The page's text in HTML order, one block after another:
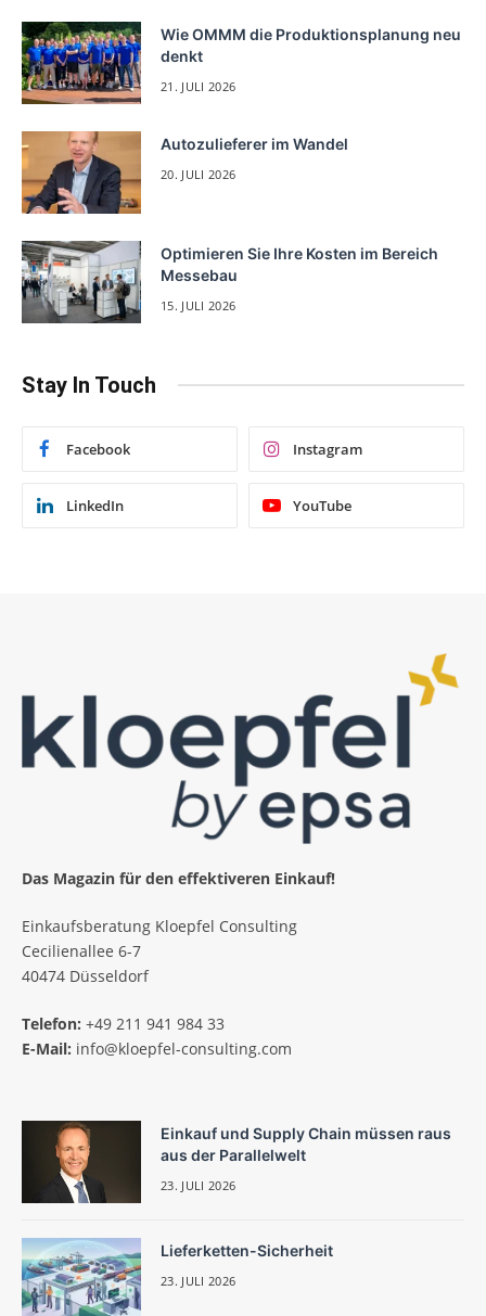
Wie OMMM die Produktionsplanung neu
denkt
21. JULI 2026
Autozulieferer im Wandel
20. JULI 2026
Optimieren Sie Ihre Kosten im Bereich
Messebau
15. JULI 2026
Stay In Touch
Facebook Instagram
LinkedIn YouTube
Das Magazin für den effektiveren Einkauf!
Einkaufsberatung Kloepfel Consulting
Cecilienallee 6-7
40474 Düsseldorf
Telefon: +49 211 941 984 33
E-Mail: info@kloepfel-consulting.com
Einkauf und Supply Chain müssen raus
aus der Parallelwelt
23. JULI 2026
Lieferketten-Sicherheit
23. JULI 2026